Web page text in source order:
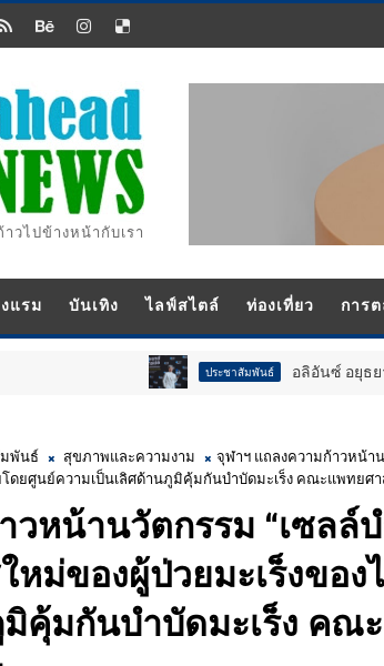
าวไปข้างหน้ากับเรา
แรม บันเทิง ไลฟ์สไตล์ ท่องเที่ยว การ
ประชาสัมพันธ์ อลิอันซ์ อยุธยา คว้ารางวัล
พันธ์ สุขภาพและความงาม
จุฬาฯ แถลงความก้าวหน้า
โดยศูนย์ความเป็นเลิศด้านภูมิคุ้มกันบำบัดมะเร็ง คณะแพทยศ
หน้านวัตกรรม “เซลล์บ
ใหม่ของผู้ป่วยมะเร็งขอ
คุ้มกันบำบัดมะเร็ง คณะ